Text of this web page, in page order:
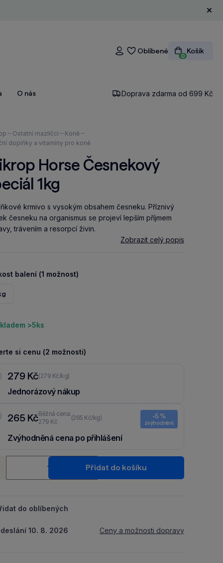
Přihlášení
Oblíbené
0
Košík
O nás Doprava zdarma od 699 Kč
Ostatní mazlíčci
Koně
doplňky a vitamíny pro koně
Horse Česnekový
1kg
krmivo s vysokým obsahem česneku. Příznivý
česneku na organismus se projeví lepším příjmem
trávením a resorpcí živin.
Zobrazit celý popis
balení (1 možnost)
>5ks
si cenu (2 možnosti)
279 Kč(279 Kč/kg)
Jednorázový nákup
265 KčBěžná cena:
279 Kč
(265 Kč/kg) -5 %
zvýhodnění
Zvýhodněná cena po přihlášení
+
Přidat do košíku
do oblíbených
10. 8. 2026 Ceny a možnosti dopravy